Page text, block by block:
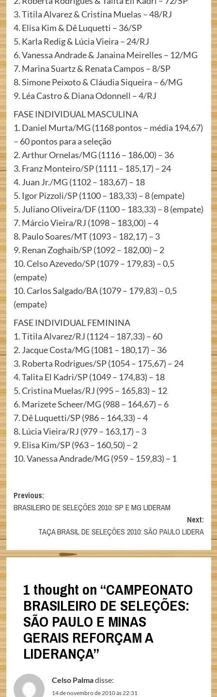
3. Titila Alvarez & Cristina Muelas – 48/RJ
4. Elisa Kim & Dê Luquetti – 36/SP
5. Karla Redig & Lúcia Vieira – 24/RJ
6. Vanessa Andrade & Janaina Meirelles – 12/MG
7. Marina Suartz & Renata Campos – 8/SP
8. Simone Peixoto & Cláudia Siqueira – 6/MG
9. Léa Castro & Diana Odonnell – 4/RJ
FASE INDIVIDUAL MASCULINA
1. Daniel Murta/MG (1168 pontos – média 194,67)
– 60 pontos para a seleção
2. Arthur Ornelas/MG (1116 – 186,00) – 36
3. Franz Monteiro/SP (1111 – 185,17) – 24
4. Juan Jr./MG (1102 – 183,67) – 18
5. Igor Pizzoli/SP (1100 – 183,33) – 8 (empate)
5. Juliano Oliveira/DF (1100 – 183,33) – 8 (empate)
7. Márcio Vieira/RJ (1098 – 183,00) – 4
8. Paulo Soares/MT (1093 – 182,17) – 3
9. Renan Zoghaib/SP (1092 – 182,00) – 2
10. Celso Azevedo/SP (1079 – 179,83) – 0,5
(empate)
10. Carlos Salgado/BA (1079 – 179,83) – 0,5
(empate)
FASE INDIVIDUAL FEMININA
1. Titila Alvarez/RJ (1124 – 187,33) – 60
2. Jacque Costa/MG (1081 – 180,17) – 36
3. Roberta Rodrigues/SP (1054 – 175,67) – 24
4. Talita El Kadri/SP (1049 – 174,83) – 18
5. Cristina Muelas/RJ (995 – 165,83) – 12
6. Marizete Scheer/MG (988 – 164,67) – 6
7. Dê Luquetti/SP (986 – 164,33) – 4
8. Lúcia Vieira/RJ (979 – 163,17) – 3
9. Elisa Kim/SP (963 – 160,50) – 2
10. Vanessa Andrade/MG (959 – 159,83) – 1
Post
navigation
Previous:
BRASILEIRO DE SELEÇÕES 2010: SP E MG LIDERAM
Next:
TAÇA BRASIL DE SELEÇÕES 2010: SÃO PAULO LIDERA
1 thought on “CAMPEONATO
BRASILEIRO DE SELEÇÕES:
SÃO PAULO E MINAS
GERAIS REFORÇAM A
LIDERANÇA”
Celso Palmadisse:
14 de novembro de 2010 às 22:31